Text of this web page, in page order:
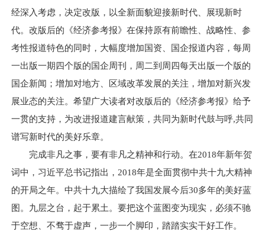
经深入考虑，决定改版，以全新面貌迎接新时代、展现新时
代。改版后的《经济参考报》在保持原有前瞻性、战略性、参
考性报道特色的同时，大幅度增加国资、国企报道内容，每周
一出版一期四个版的国企周刊，周二到周四每天出版一个版的
国企新闻；增加对地方、区域改革发展的关注，增加对新兴发
展业态的关注。希望广大读者对改版后的《经济参考报》给予
一贯的支持，为改进报道建言献策，共同为新时代鼓与呼,共同
谱写新时代的美好乐章。
完成非凡之事，要有非凡之精神和行动。在2018年新年贺
词中，习近平总书记指出，2018年是全面贯彻中共十九大精神
的开局之年。中共十九大描绘了我国发展今后30多年的美好蓝
图。九层之台，起于累土。要把这个蓝图变为现实，必须不驰
于空想、不骛于虚声，一步一个脚印，踏踏实实干好工作。